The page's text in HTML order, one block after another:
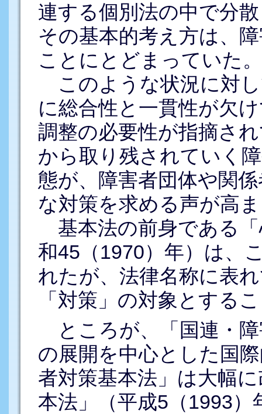
連する個別法の中で分
その基本的考え方は、
ことにとどまっていた。
このような状況に対
に総合性と一貫性が欠
調整の必要性が指摘さ
から取り残されていく
態が、障害者団体や関
な対策を求める声が高
基本法の前身である「
和45（1970）年）は、
れたが、法律名称に表
「対策」の対象とする
ところが、「国連・障
の展開を中心とした国
者対策基本法」は大幅
本法」（平成5（1993